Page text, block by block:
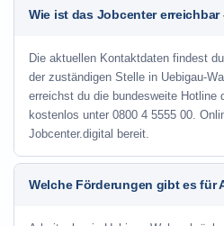
Wie ist das Jobcenter erreichbar
Die aktuellen Kontaktdaten findest
der zuständigen Stelle in Uebigau-
erreichst du die bundesweite Hotline
kostenlos unter 0800 4 5555 00.
Jobcenter.digital bereit.
Welche Förderungen gibt es für